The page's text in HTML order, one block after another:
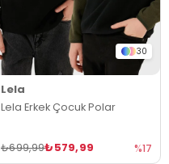
30
Lela
Lela Erkek Çocuk Polar
₺579,99
₺699,99 %17